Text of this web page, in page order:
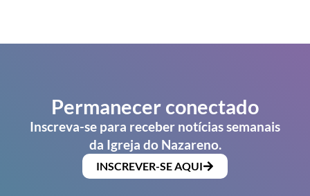
Permanecer conectado
Inscreva-se para receber notícias semanais
da Igreja do Nazareno.
INSCREVER-SE AQUI